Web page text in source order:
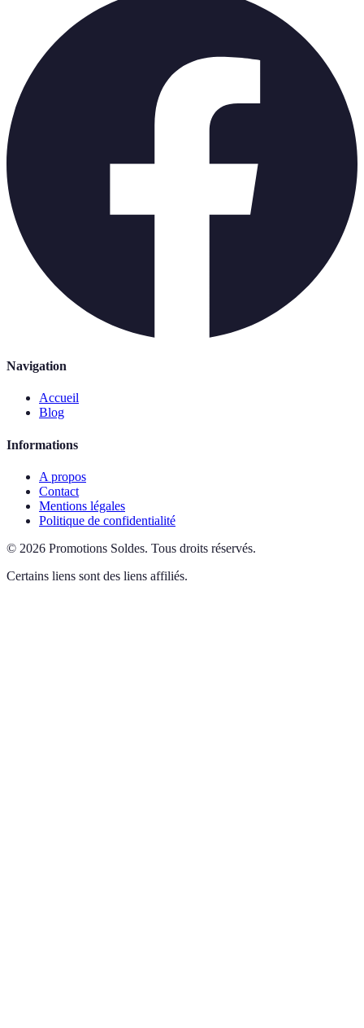
Navigation
Accueil
Blog
Informations
A propos
Contact
Mentions légales
Politique de confidentialité
© 2026 Promotions Soldes. Tous droits réservés.
Certains liens sont des liens affiliés.